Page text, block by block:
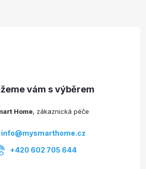
Home
info@mysmarthome.cz
+420 602 705 644